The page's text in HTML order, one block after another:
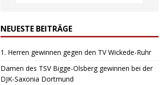
NEUESTE BEITRÄGE
1. Herren gewinnen gegen den TV Wickede-Ruhr
Damen des TSV Bigge-Olsberg gewinnen bei der
DJK-Saxonia Dortmund